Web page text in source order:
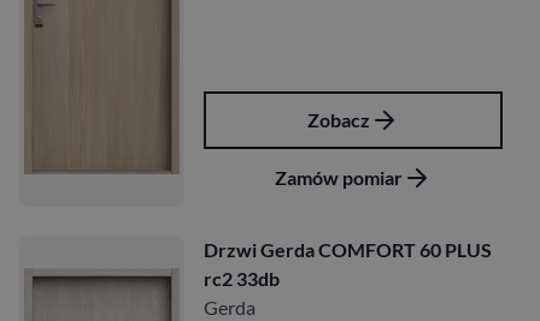
Zobacz
Zamów pomiar
Drzwi Gerda COMFORT 60 PLUS
rc2 33db
Gerda